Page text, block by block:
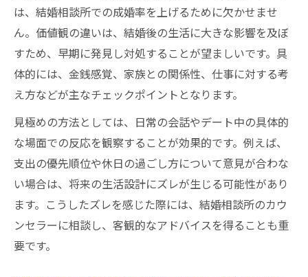
は、結婚相談所での成婚率を上げるために欠かせませ
ん。価値観の違いは、結婚後の生活に大きな影響を及ぼ
すため、早期に発見し対処することが望ましいです。具
体的には、金銭感覚、家族との関係性、仕事に対する考
え方などが主なチェックポイントとなります。
見極めの方法としては、日常の会話やデート中の具体的
な場面での反応を観察することが効果的です。例えば、
支出の優先順位や休日の過ごし方について意見が合わな
い場合は、将来の生活設計にズレが生じる可能性があり
ます。こうしたズレを感じた際には、結婚相談所のカウ
ンセラーに相談し、客観的なアドバイスを得ることも重
要です。